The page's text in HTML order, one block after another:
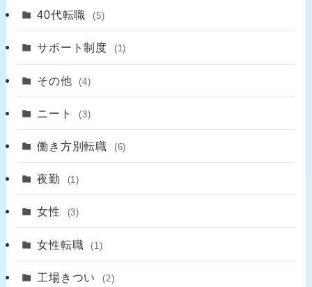
40代転職 (5)
サポート制度 (1)
その他 (4)
ニート (3)
働き方別転職 (6)
夜勤 (1)
女性 (3)
女性転職 (1)
工場きつい (2)